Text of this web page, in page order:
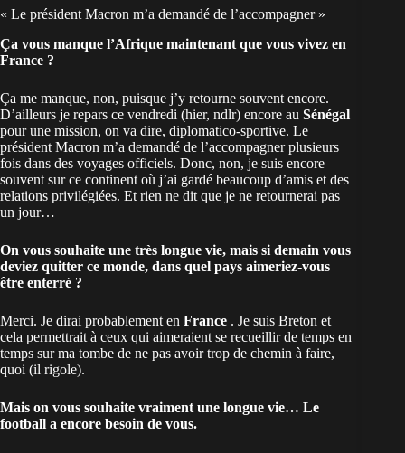
« Le président Macron m’a demandé de l’accompagner »
Ça vous manque l’Afrique maintenant que vous vivez en
France ?
Ça me manque, non, puisque j’y retourne souvent encore.
D’ailleurs je repars ce vendredi (hier, ndlr) encore au Sénégal
pour une mission, on va dire, diplomatico-sportive. Le
président Macron m’a demandé de l’accompagner plusieurs
fois dans des voyages officiels. Donc, non, je suis encore
souvent sur ce continent où j’ai gardé beaucoup d’amis et des
relations privilégiées. Et rien ne dit que je ne retournerai pas
un jour…
On vous souhaite une très longue vie, mais si demain vous
deviez quitter ce monde, dans quel pays aimeriez-vous
être enterré ?
Merci. Je dirai probablement en France . Je suis Breton et
cela permettrait à ceux qui aimeraient se recueillir de temps en
temps sur ma tombe de ne pas avoir trop de chemin à faire,
quoi (il rigole).
Mais on vous souhaite vraiment une longue vie… Le
football a encore besoin de vous.